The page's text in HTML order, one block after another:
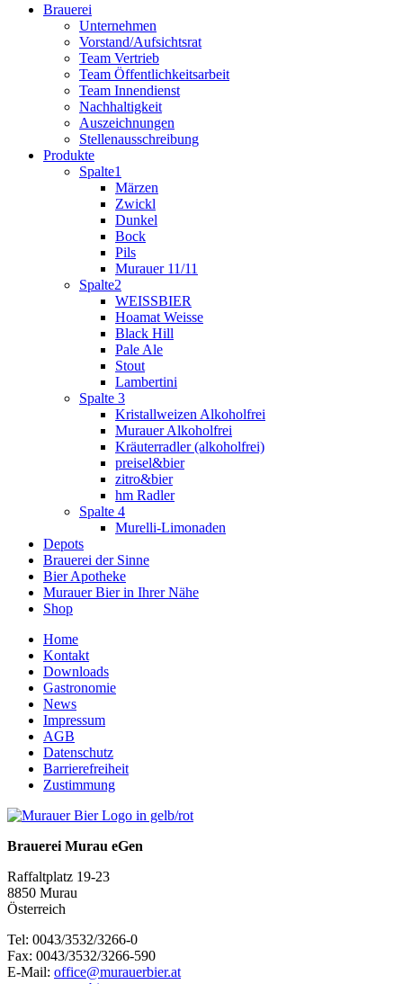
Brauerei
Unternehmen
Vorstand/Aufsichtsrat
Team Vertrieb
Team Öffentlichkeitsarbeit
Team Innendienst
Nachhaltigkeit
Auszeichnungen
Stellenausschreibung
Produkte
Spalte1
Märzen
Zwickl
Dunkel
Bock
Pils
Murauer 11/11
Spalte2
WEISSBIER
Hoamat Weisse
Black Hill
Pale Ale
Stout
Lambertini
Spalte 3
Kristallweizen Alkoholfrei
Murauer Alkoholfrei
Kräuterradler (alkoholfrei)
preisel&bier
zitro&bier
hm Radler
Spalte 4
Murelli-Limonaden
Depots
Brauerei der Sinne
Bier Apotheke
Murauer Bier in Ihrer Nähe
Shop
Home
Kontakt
Downloads
Gastronomie
News
Impressum
AGB
Datenschutz
Barrierefreiheit
Zustimmung
Brauerei Murau eGen
Raffaltplatz 19-23
8850 Murau
Österreich
Tel: 0043/3532/3266-0
Fax: 0043/3532/3266-590
E-Mail: office@murauerbier.at